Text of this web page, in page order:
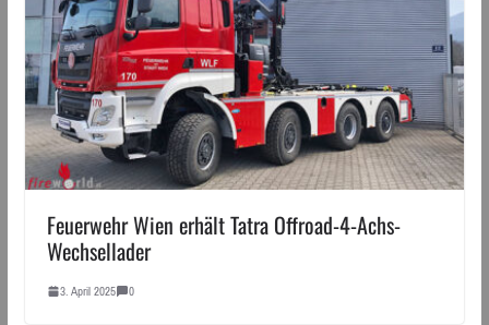
Feuerwehr Wien erhält Tatra Offroad-4-Achs-
Wechsellader
3. April 2025 0